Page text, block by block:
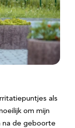
als
om mijn
na de geboorte